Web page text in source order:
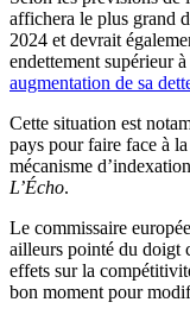
affichera le plus grand
2024 et devrait
endettement supérieur
augmentation de sa
Cette situation est
pays pour faire face à la
mécanisme
L’Écho.
Le commissaire
ailleurs pointé du doigt
effets sur la
bon moment pour